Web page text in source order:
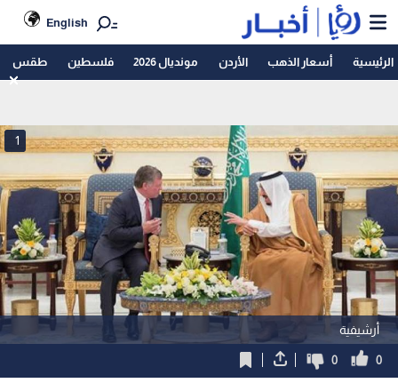
English
الرئيسية أسعار الذهب الأردن مونديال 2026 فلسطين طقس
أرشيفية
1
0
0